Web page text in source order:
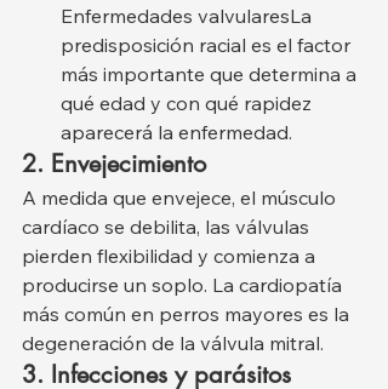
Enfermedades valvularesLa
predisposición racial es el factor
más importante que determina a
qué edad y con qué rapidez
aparecerá la enfermedad.
2. Envejecimiento
A medida que envejece, el músculo
cardíaco se debilita, las válvulas
pierden flexibilidad y comienza a
producirse un soplo. La cardiopatía
más común en perros mayores es la
degeneración de la válvula mitral.
3. Infecciones y parásitos